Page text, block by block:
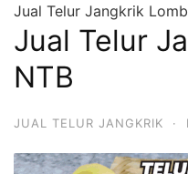
Jual Telur Jangkrik
Jual Telur
NTB
JUAL TELUR JANGKRIK ·